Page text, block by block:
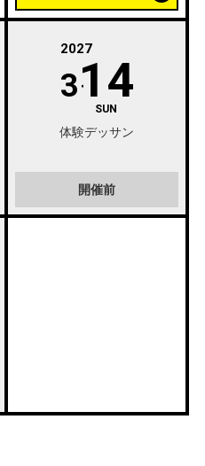
2027
314
SUN
体験デッサン
開催前